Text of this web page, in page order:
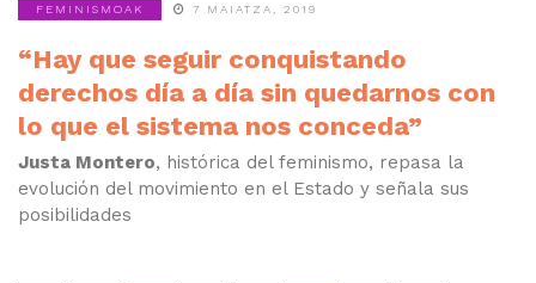
FEMINISMOAK 7 MAIATZA, 2019
“Hay que seguir conquistando
derechos día a día sin quedarnos con
lo que el sistema nos conceda”
Justa Montero, histórica del feminismo, repasa la
evolución del movimiento en el Estado y señala sus
posibilidades